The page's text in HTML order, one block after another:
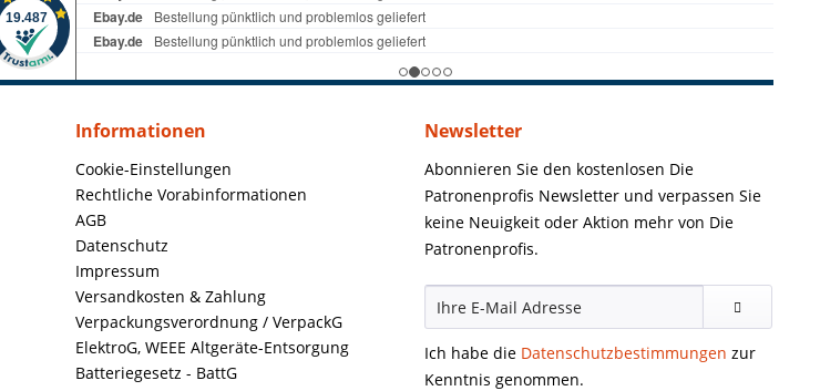
Informationen
Cookie-Einstellungen
Rechtliche Vorabinformationen
AGB
Datenschutz
Impressum
Versandkosten & Zahlung
Verpackungsverordnung / VerpackG
ElektroG, WEEE Altgeräte-Entsorgung
Batteriegesetz - BattG
Newsletter
Abonnieren Sie den kostenlosen Die
Patronenprofis Newsletter und verpassen Sie
keine Neuigkeit oder Aktion mehr von Die
Patronenprofis.
Ich habe die Datenschutzbestimmungen zur
Kenntnis genommen.